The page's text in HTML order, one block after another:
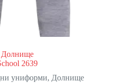
Долнище
2639
униформи, Долнище